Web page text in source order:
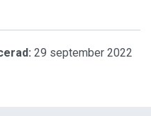
29 september 2022